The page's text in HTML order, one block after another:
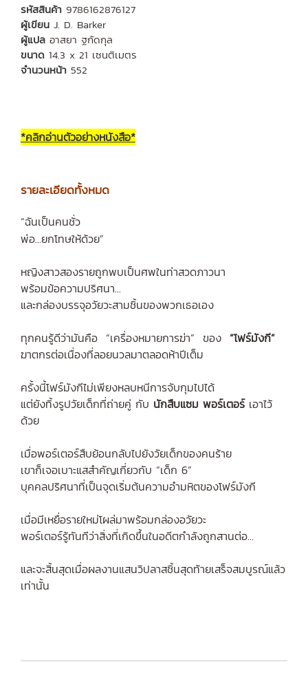
รหัสสินค้า 9786162876127
ผู้เขียน J. D. Barker
ผู้แปล อาสยา ฐกัดกุล
ขนาด 14.3 x 21 เซนติเมตร
จำนวนหน้า 552
*คลิกอ่านตัวอย่างหนังสือ*
รายละเอียดทั้งหมด
“ฉันเป็นคนชั่ว
พ่อ...ยกโทษให้ด้วย”
หญิงสาวสองรายถูกพบเป็นศพในท่าสวดภาวนา
พร้อมข้อความปริศนา...
และกล่องบรรจุอวัยวะสามชิ้นของพวกเธอเอง
ทุกคนรู้ดีว่ามันคือ “เครื่องหมายการฆ่า” ของ “โฟร์มังกี”
ฆาตกรต่อเนื่องที่ลอยนวลมาตลอดห้าปีเต็ม
ครั้งนี้โฟร์มังกีไม่เพียงหลบหนีการจับกุมไปได้
แต่ยังทิ้งรูปวัยเด็กที่ถ่ายคู่ กับ นักสืบแซม พอร์เตอร์เอาไว้
ด้วย
เมื่อพอร์เตอร์สืบย้อนกลับไปยังวัยเด็กของคนร้าย
เขาก็เจอเบาะแสสำคัญเกี่ยวกับ “เด็ก 6”
บุคคลปริศนาที่เป็นจุดเริ่มต้นความอำมหิตของโฟร์มังกี
เมื่อมีเหยื่อรายใหม่โผล่มาพร้อมกล่องอวัยวะ
พอร์เตอร์รู้ทันทีว่าสิ่งที่เกิดขึ้นในอดีตกำลังถูกสานต่อ…
และจะสิ้นสุดเมื่อผลงานแสนวิปลาสชิ้นสุดท้ายเสร็จสมบูรณ์แล้ว
เท่านั้น